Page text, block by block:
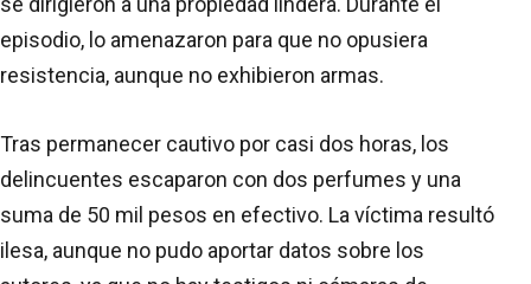
episodio, lo amenazaron para que no opusiera
resistencia, aunque no exhibieron armas.
Tras permanecer cautivo por casi dos horas, los
delincuentes escaparon con dos perfumes y una
suma de 50 mil pesos en efectivo. La víctima resultó
ilesa, aunque no pudo aportar datos sobre los